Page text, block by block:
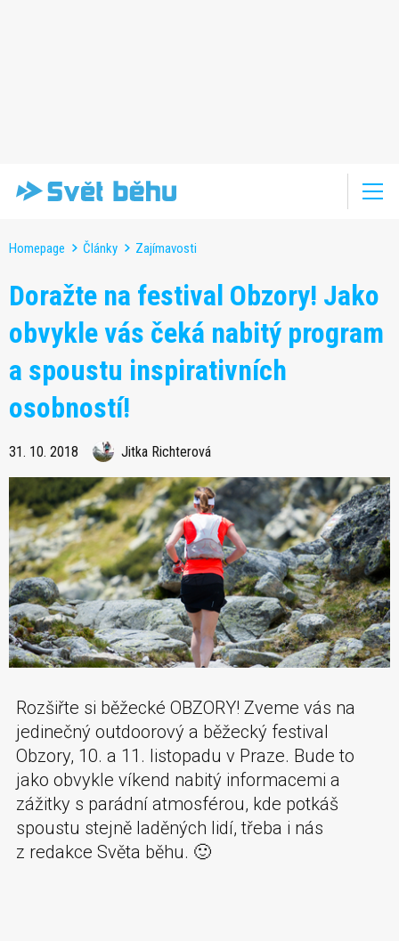
Homepage Články Zajímavosti
Doražte na festival Obzory! Jako
obvykle vás čeká nabitý program
a spoustu inspirativních
osobností!
31. 10. 2018 Jitka Richterová
Rozšiřte si běžecké OBZORY! Zveme vás na
jedinečný outdoorový a běžecký festival
Obzory, 10. a 11. listopadu v Praze. Bude to
jako obvykle víkend nabitý informacemi a
zážitky s parádní atmosférou, kde potkáš
spoustu stejně laděných lidí, třeba i nás
z redakce Světa běhu. 🙂